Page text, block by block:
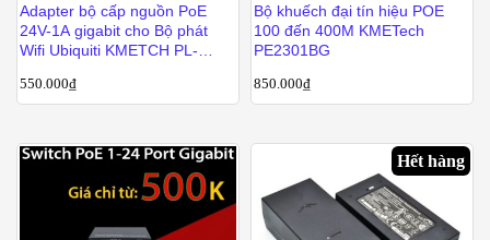
Adapter bộ cấp nguồn PoE
24V-1A gigabit cho Bộ phát
Wifi Ubiquiti KMETCH PL-
550.000₫
Bộ khuếch đại tín hiệu POE
100 đến 400M KMETech
PE2301BG
850.000₫
Hết hàng